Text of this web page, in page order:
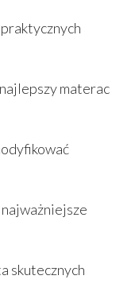
materac
najważniejsze
skutecznych